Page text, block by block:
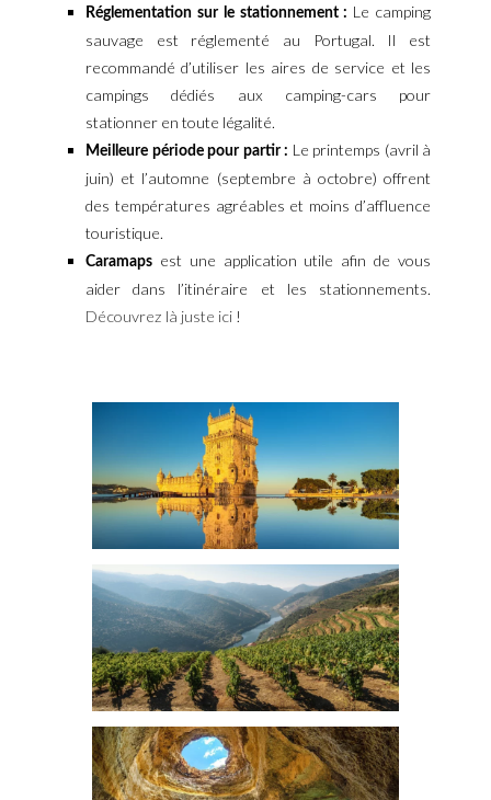
Réglementation sur le stationnement : Le camping
sauvage est réglementé au Portugal. Il est
recommandé d’utiliser les aires de service et les
campings dédiés aux camping-cars pour
stationner en toute légalité.
Meilleure période pour partir : Le printemps (avril à
juin) et l’automne (septembre à octobre) offrent
des températures agréables et moins d’affluence
touristique.
Caramaps est une application utile afin de vous
aider dans l’itinéraire et les stationnements.
Découvrez là juste ici !